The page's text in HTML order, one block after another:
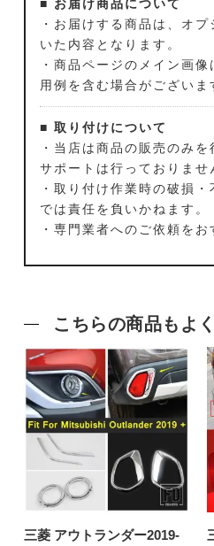
■ お届け商品について
・お届けする商品は、オ
いた内容となります。
・商品ページのメイン画
用例を含む場合がございま
■ 取り付けについて
・当店は商品の販売のみ
サポートは行っておりませ
・取り付け作業時の破損
では責任を負いかねます。
・専門業者へのご依頼をお
こちらの商品もよ
三菱 アウトランダー2019-